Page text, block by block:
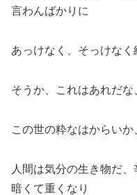
言わんばかりに
あっけなく、そっけなく
そうか、これはあれだ
この世の粋なはからい
人間は気分の生き物だ
暗くて重くなり